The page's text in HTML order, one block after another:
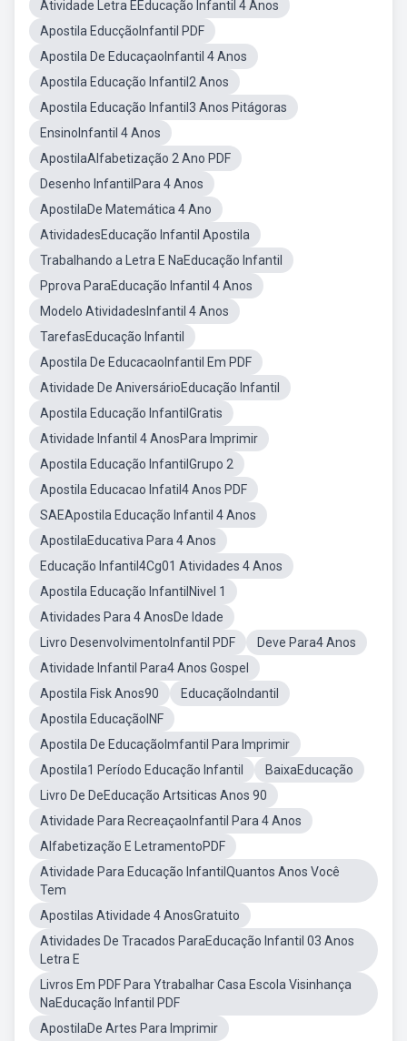
Atividade Letra EEducação Infantil 4 Anos
Apostila EducçãoInfantil PDF
Apostila De EducaçaoInfantil 4 Anos
Apostila Educação Infantil2 Anos
Apostila Educação Infantil3 Anos Pitágoras
EnsinoInfantil 4 Anos
ApostilaAlfabetização 2 Ano PDF
Desenho InfantilPara 4 Anos
ApostilaDe Matemática 4 Ano
AtividadesEducação Infantil Apostila
Trabalhando a Letra E NaEducação Infantil
Pprova ParaEducação Infantil 4 Anos
Modelo AtividadesInfantil 4 Anos
TarefasEducação Infantil
Apostila De EducacaoInfantil Em PDF
Atividade De AniversárioEducação Infantil
Apostila Educação InfantilGratis
Atividade Infantil 4 AnosPara Imprimir
Apostila Educação InfantilGrupo 2
Apostila Educacao Infatil4 Anos PDF
SAEApostila Educação Infantil 4 Anos
ApostilaEducativa Para 4 Anos
Educação Infantil4Cg01 Atividades 4 Anos
Apostila Educação InfantilNivel 1
Atividades Para 4 AnosDe Idade
Livro DesenvolvimentoInfantil PDF
Deve Para4 Anos
Atividade Infantil Para4 Anos Gospel
Apostila Fisk Anos90
EducaçãoIndantil
Apostila EducaçãoINF
Apostila De EducaçãoImfantil Para Imprimir
Apostila1 Período Educação Infantil
BaixaEducação
Livro De DeEducação Artsiticas Anos 90
Atividade Para RecreaçaoInfantil Para 4 Anos
Alfabetização E LetramentoPDF
Atividade Para Educação InfantilQuantos Anos Você
Tem
Apostilas Atividade 4 AnosGratuito
Atividades De Tracados ParaEducação Infantil 03 Anos
Letra E
Livros Em PDF Para Ytrabalhar Casa Escola Visinhança
NaEducação Infantil PDF
ApostilaDe Artes Para Imprimir